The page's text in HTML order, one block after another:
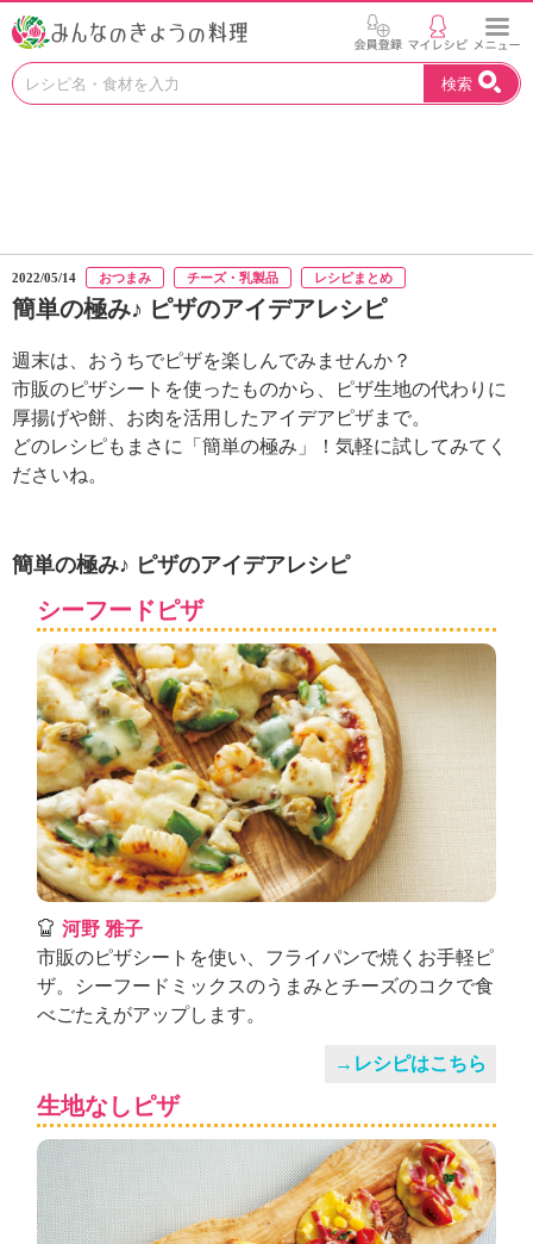
お
つ
け
う
。
N
H
ケ
ョ
ナ
ル
「
み
ん
な
の
き
ょ
う
理
」
検索
2022/05/14 おつまみ チーズ・乳製品 レシピまとめ
簡単の極み♪ ピザのアイデアレシピ
週末は、おうちでピザを楽しんでみませんか？
市販のピザシートを使ったものから、ピザ生地の代わりに
厚揚げや餅、お肉を活用したアイデアピザまで。
どのレシピもまさに「簡単の極み」！気軽に試してみてく
ださいね。
簡単の極み♪ ピザのアイデアレシピ
シーフードピザ
河野 雅子
市販のピザシートを使い、フライパンで焼くお手軽ピ
ザ。シーフードミックスのうまみとチーズのコクで食
べごたえがアップします。
→レシピはこちら
生地なしピザ